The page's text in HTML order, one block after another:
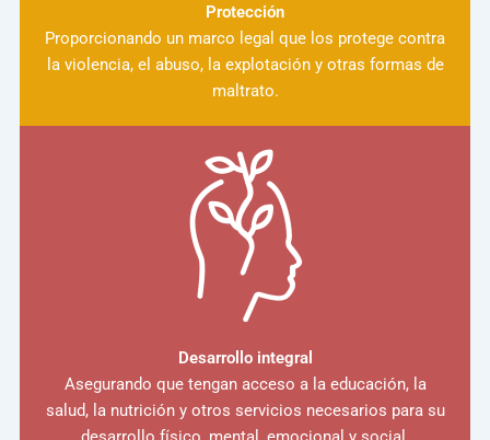
Protección
Proporcionando un marco legal que los protege contra
la violencia, el abuso, la explotación y otras formas de
maltrato.
Desarrollo integral
Asegurando que tengan acceso a la educación, la
salud, la nutrición y otros servicios necesarios para su